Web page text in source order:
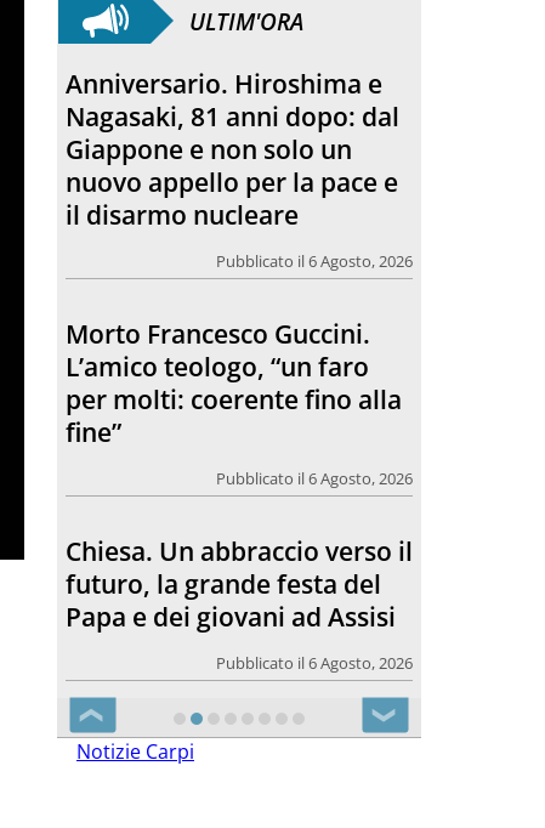
ULTIM'ORA
Morto Francesco Guccini.
L’amico teologo, “un faro
per molti: coerente fino alla
fine”
Pubblicato il 6 Agosto, 2026
Chiesa. Un abbraccio verso il
futuro, la grande festa del
Papa e dei giovani ad Assisi
“La pace nasce dalle
relazioni”
❮ ❯
Notizie Carpi